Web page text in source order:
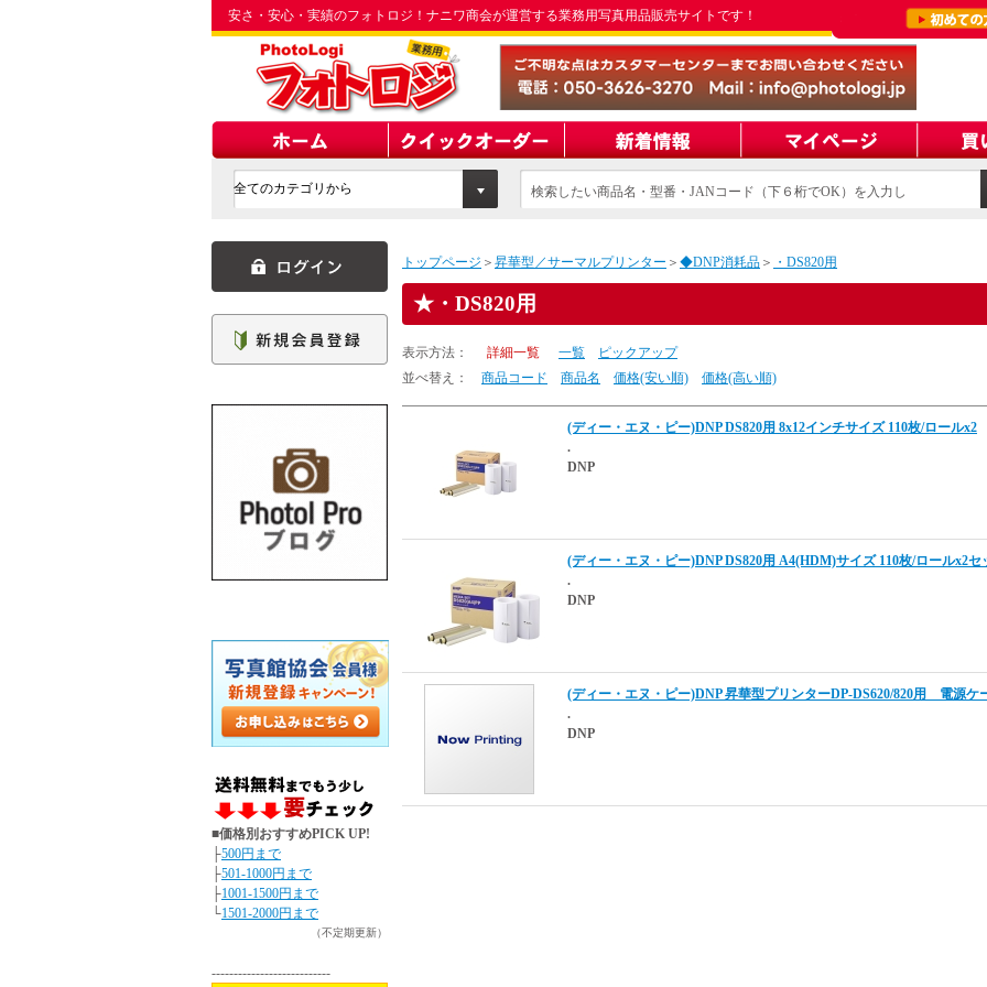
安さ・安心・実績のフォトロジ！ナニワ商会が運営する業務用写真用品販売サイトです！
検索したい商品名・型番・JANコード（下６桁でOK）を入力し
トップページ ＞ 昇華型／サーマルプリンター ＞ ◆DNP消耗品 ＞ ・DS820用
・DS820用
表示方法： 詳細一覧 一覧
ピックアップ
並べ替え：
商品コード 商品名 価格(安い順) 価格(高い順)
(ディー・エヌ・ピー)DNP DS820用 8x12インチサイズ 110枚/ロールx2
.
DNP
(ディー・エヌ・ピー)DNP DS820用 A4(HDM)サイズ 110枚/ロールx2セ
.
DNP
(ディー・エヌ・ピー)DNP 昇華型プリンターDP-DS620/820用 電源ケ
.
DNP
■価格別おすすめPICK UP!
├500円まで
├501-1000円まで
├1001-1500円まで
└1501-2000円まで
（不定期更新）
---------------------------